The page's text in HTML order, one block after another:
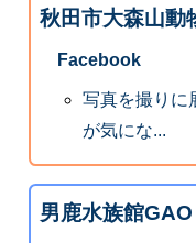
秋田市大森山動
Facebook
写真を撮りに
が気にな...
男鹿水族館GAO